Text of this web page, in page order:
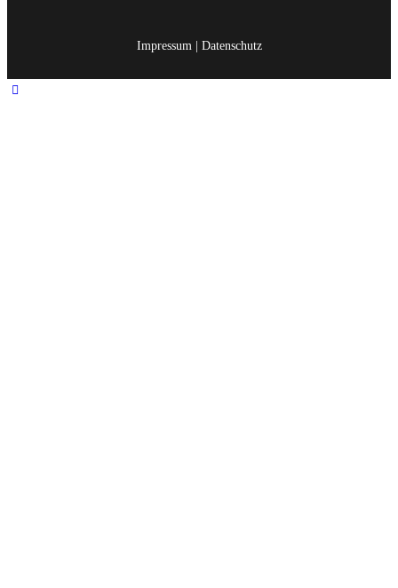
Impressum| Datenschutz